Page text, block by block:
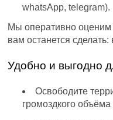
whatsApp, telegram).
Мы оперативно оценим
вам останется
Удобно и выгодно
Освободите
громоздкого